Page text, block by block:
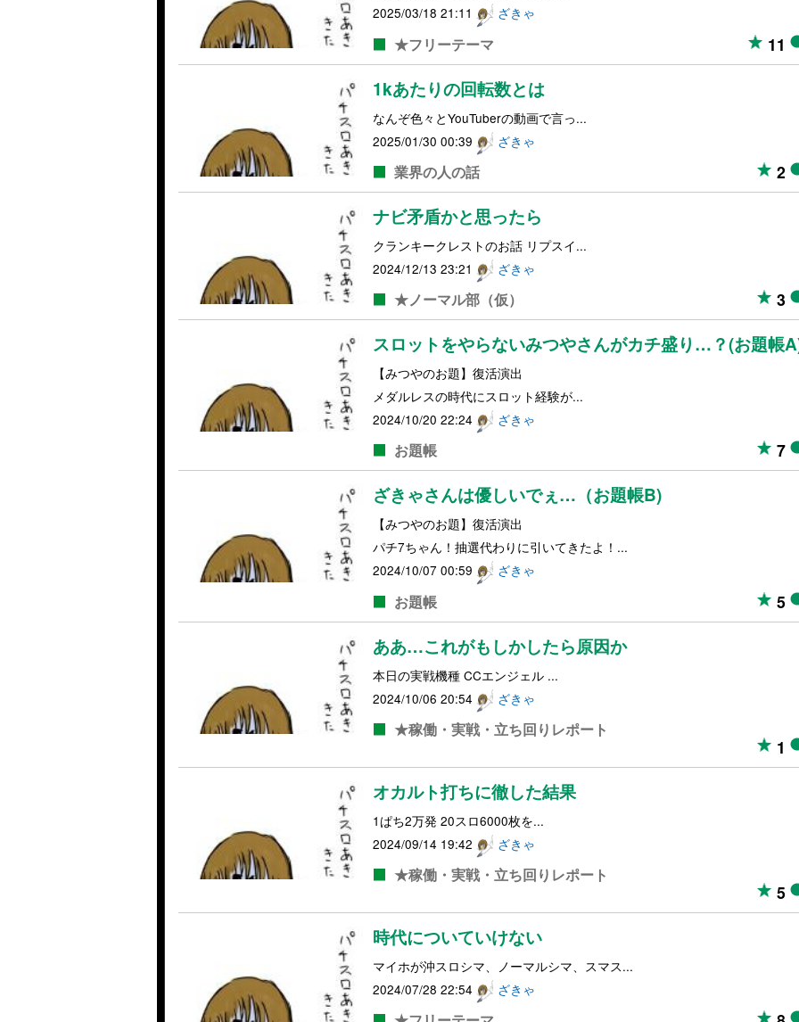
2025/03/18 21:11
ざきゃ
★フリーテーマ 11
1kあたりの回転数とは
なんぞ色々とYouTuberの動画で言っ...
2025/01/30 00:39
ざきゃ
業界の人の話 2
ナビ矛盾かと思ったら
クランキークレストのお話 リプスイ...
2024/12/13 23:21
ざきゃ
★ノーマル部（仮） 3
スロットをやらないみつやさんがカチ盛り…？(お題帳
【みつやのお題】復活演出
メダルレスの時代にスロット経験が...
2024/10/20 22:24
ざきゃ
お題帳 7
ざきゃさんは優しいでぇ…（お題帳B)
【みつやのお題】復活演出
パチ7ちゃん！抽選代わりに引いてきたよ！...
2024/10/07 00:59
ざきゃ
お題帳 5
ああ…これがもしかしたら原因か
本日の実戦機種 CCエンジェル ...
2024/10/06 20:54
ざきゃ
★稼働・実戦・立ち回りレポート
1
オカルト打ちに徹した結果
1ぱち2万発 20スロ6000枚を...
2024/09/14 19:42
ざきゃ
★稼働・実戦・立ち回りレポート
5
時代についていけない
マイホが沖スロシマ、ノーマルシマ、スマス...
2024/07/28 22:54
ざきゃ